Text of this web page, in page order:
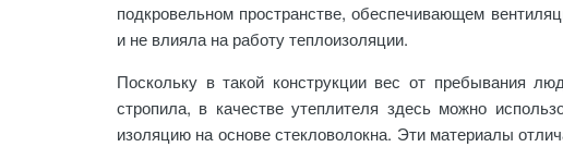
подкровельном пространстве, обеспечивающем
и не влияла на работу теплоизоляции.
Поскольку в такой конструкции вес от пребывания
стропила, в качестве утеплителя здесь можно
изоляцию на основе стекловолокна. Эти материалы